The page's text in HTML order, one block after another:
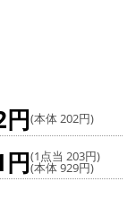
円(本体 202円)
円(1点当 203円)
(本体 929円)